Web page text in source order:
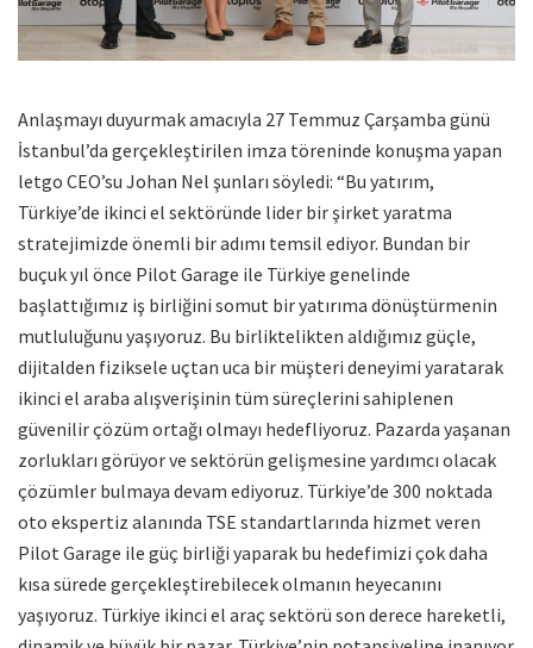
Anlaşmayı duyurmak amacıyla 27 Temmuz Çarşamba günü
İstanbul’da gerçekleştirilen imza töreninde konuşma yapan
letgo CEO’su Johan Nel şunları söyledi: “Bu yatırım,
Türkiye’de ikinci el sektöründe lider bir şirket yaratma
stratejimizde önemli bir adımı temsil ediyor. Bundan bir
buçuk yıl önce Pilot Garage ile Türkiye genelinde
başlattığımız iş birliğini somut bir yatırıma dönüştürmenin
mutluluğunu yaşıyoruz. Bu birliktelikten aldığımız güçle,
dijitalden fiziksele uçtan uca bir müşteri deneyimi yaratarak
ikinci el araba alışverişinin tüm süreçlerini sahiplenen
güvenilir çözüm ortağı olmayı hedefliyoruz. Pazarda yaşanan
zorlukları görüyor ve sektörün gelişmesine yardımcı olacak
çözümler bulmaya devam ediyoruz. Türkiye’de 300 noktada
oto ekspertiz alanında TSE standartlarında hizmet veren
Pilot Garage ile güç birliği yaparak bu hedefimizi çok daha
kısa sürede gerçekleştirebilecek olmanın heyecanını
yaşıyoruz. Türkiye ikinci el araç sektörü son derece hareketli,